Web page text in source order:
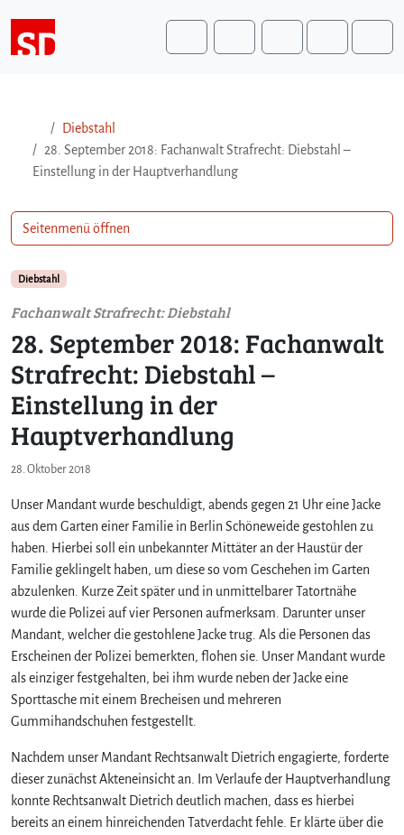
Search
Diebstahl
28. September 2018: Fachanwalt Strafrecht: Diebstahl –
Einstellung in der Hauptverhandlung
Diebstahl
Fachanwalt Strafrecht: Diebstahl
28. September 2018: Fachanwalt
Strafrecht: Diebstahl –
Einstellung in der
Hauptverhandlung
28. Oktober 2018
Unser Mandant wurde beschuldigt, abends gegen 21 Uhr eine Jacke
aus dem Garten einer Familie in Berlin Schöneweide gestohlen zu
haben. Hierbei soll ein unbekannter Mittäter an der Haustür der
Familie geklingelt haben, um diese so vom Geschehen im Garten
abzulenken. Kurze Zeit später und in unmittelbarer Tatortnähe
wurde die Polizei auf vier Personen aufmerksam. Darunter unser
Mandant, welcher die gestohlene Jacke trug. Als die Personen das
Erscheinen der Polizei bemerkten, flohen sie. Unser Mandant wurde
als einziger festgehalten, bei ihm wurde neben der Jacke eine
Sporttasche mit einem Brecheisen und mehreren
Gummihandschuhen festgestellt.
Nachdem unser Mandant Rechtsanwalt Dietrich engagierte, forderte
dieser zunächst Akteneinsicht an. Im Verlaufe der Hauptverhandlung
konnte Rechtsanwalt Dietrich deutlich machen, dass es hierbei
bereits an einem hinreichenden Tatverdacht fehle. Er klärte über die
Seitenmenü öffnen